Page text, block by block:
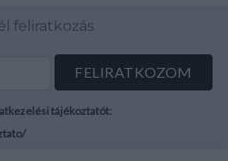
feliratkozás
tájékoztatót: